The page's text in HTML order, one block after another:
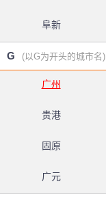
阜新
G (以G为开头的城市名)
广州
贵港
固原
广元